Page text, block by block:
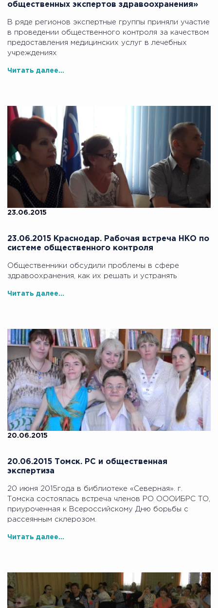
общественных экспертов здравоохранения»
В ряде регионов экспертные группы приняли участие
в проведении общественного контроля за качеством
предоставления медицинских услуг в лечебных
учреждениях
Читать далее...
23.06.2015
23.06.2015 Краснодар. Рабочая встреча НКО по
системе общественного контроля
Общественники обсудили проблемы в сфере
здравоохранения, как их решать и устранять
Читать далее...
20.06.2015
20.06.2015 Томск. РС и общественная
экспертиза
20 июня 2015года в библиотеке «Северная». г.
Томска состоялась встреча членов РО ОООИБРС ТО,
приуроченная к Всероссийскому Дню борьбы с
рассеянным склерозом.
Читать далее...